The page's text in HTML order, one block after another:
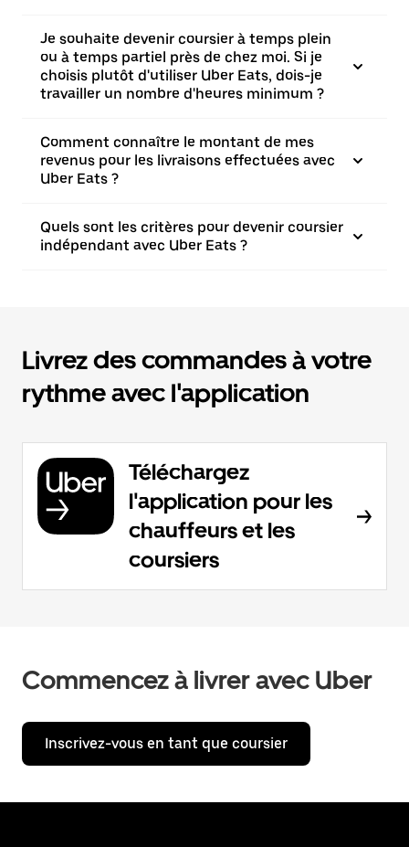
Je souhaite devenir coursier à temps plein
ou à temps partiel près de chez moi. Si je
choisis plutôt d'utiliser Uber Eats, dois-je
travailler un nombre d'heures minimum ?
Comment connaître le montant de mes
revenus pour les livraisons effectuées avec
Uber Eats ?
Quels sont les critères pour devenir coursier
indépendant avec Uber Eats ?
Livrez des commandes à votre
rythme avec l'application
Téléchargez
l'application pour les
chauffeurs et les
coursiers
Commencez à livrer avec Uber
Inscrivez-vous en tant que coursier